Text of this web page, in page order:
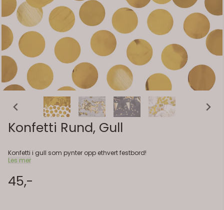
Konfetti Rund, Gull
Konfetti i gull som pynter opp ethvert festbord!
Les mer
45,-